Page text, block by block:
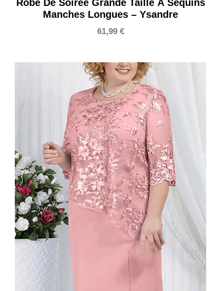
Robe De Soirée Grande Taille À Sequins
Manches Longues – Ysandre
61,99 €